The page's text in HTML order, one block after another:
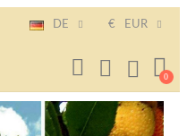
DE € EUR